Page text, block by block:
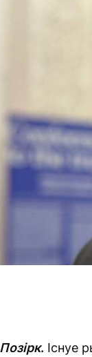
Позірк. Існуе